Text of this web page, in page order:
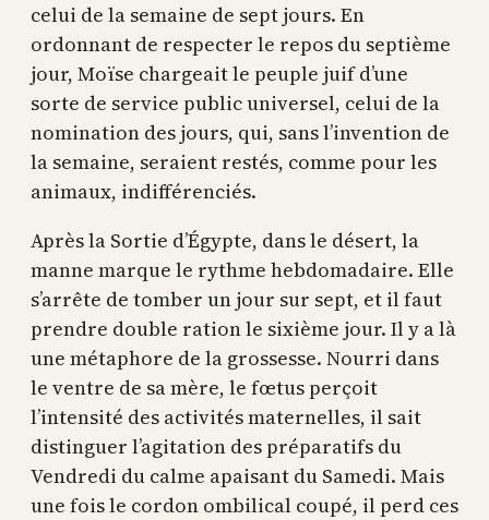
celui de la semaine de sept jours. En
ordonnant de respecter le repos du septième
jour, Moïse chargeait le peuple juif d’une
sorte de service public universel, celui de la
nomination des jours, qui, sans l’invention de
la semaine, seraient restés, comme pour les
animaux, indifférenciés.
Après la Sortie d’Égypte, dans le désert, la
manne marque le rythme hebdomadaire. Elle
s’arrête de tomber un jour sur sept, et il faut
prendre double ration le sixième jour. Il y a là
une métaphore de la grossesse. Nourri dans
le ventre de sa mère, le fœtus perçoit
l’intensité des activités maternelles, il sait
distinguer l’agitation des préparatifs du
Vendredi du calme apaisant du Samedi. Mais
une fois le cordon ombilical coupé, il perd ces